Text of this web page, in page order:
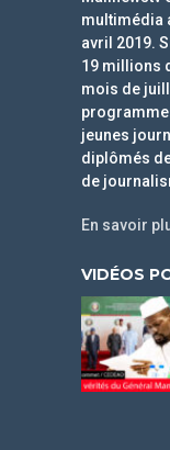
multimédia
avril 2019.
19 millions
mois de
jeunes
diplômés
de
En savoir
VIDÉOS